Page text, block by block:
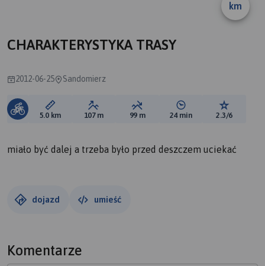
km
CHARAKTERYSTYKA TRASY
2012-06-25 Sandomierz
Długość trasy:
5.0 km Suma przewyższeń:
107 m Suma spadków:
99 m Średni czas potrzebny
24 min Ocena
2.3/6
miało być dalej a trzeba było przed deszczem uciekać
dojazd umieść
Komentarze